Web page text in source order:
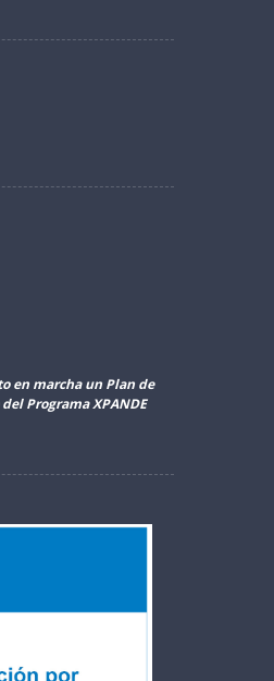
en marcha un Plan de
Programa XPANDE